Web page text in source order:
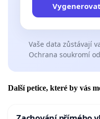
Vaše data zůstávají
Ochrana soukromí
Další petice, které by vás